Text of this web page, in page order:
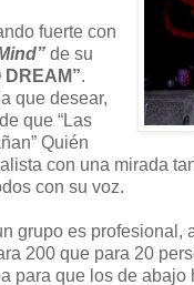
fuerte con
de su
DREAM”.
que desear,
que “Las
Quién
con una mirada
con su voz.
grupo es profesional,
200 que para 20
para que los de abajo